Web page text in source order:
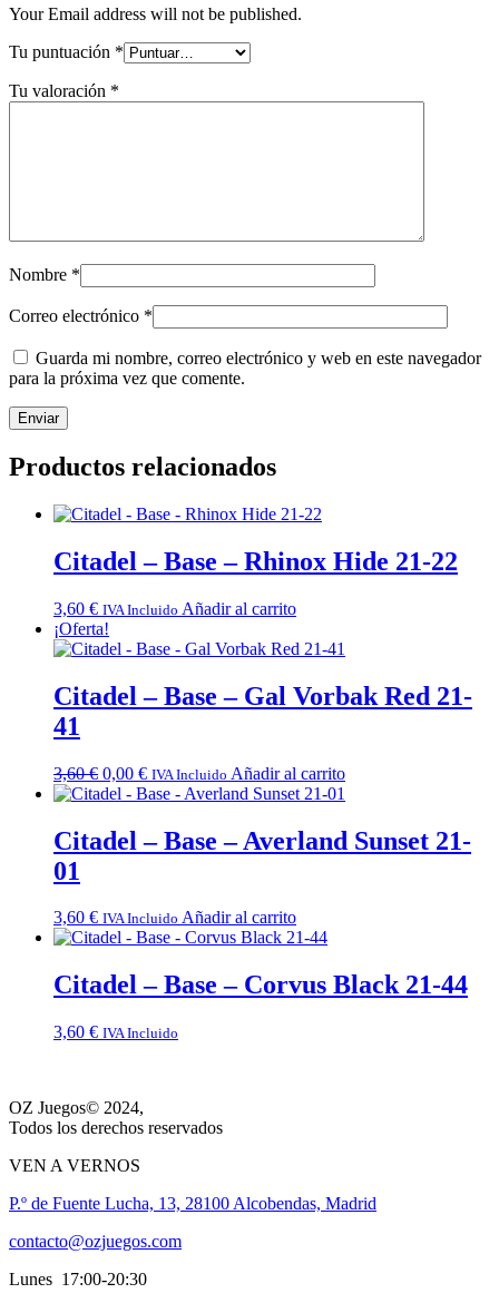
Your Email address will not be published.
Tu puntuación *
Tu valoración *
Nombre *
Correo electrónico *
Guarda mi nombre, correo electrónico y web en este navegador
para la próxima vez que comente.
Productos relacionados
Citadel – Base – Rhinox Hide 21-22
3,60 € IVA Incluido Añadir al carrito
¡Oferta!
Citadel – Base – Gal Vorbak Red 21-
41
3,60€ El
precio
era:
3,60 €.
0,00 €El
precio
es:
0,00 €.
IVA Incluido Añadir al carrito
Citadel – Base – Averland Sunset 21-
01
3,60 € IVA Incluido Añadir al carrito
Citadel – Base – Corvus Black 21-44
3,60 € IVA Incluido
OZ Juegos© 2024,
Todos los derechos reservados
VEN A VERNOS
P.º de Fuente Lucha, 13, 28100 Alcobendas, Madrid
contacto@ozjuegos.com
Lunes 17:00-20:30